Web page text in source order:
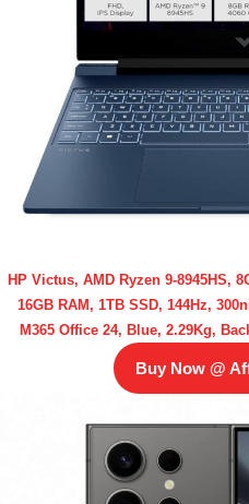
HP Victus, AMD Ryzen 9-8945HS,
16GB RAM, 1TB SSD, 144Hz,
M365 Office 24, Blue, 2.29Kg,
Buy Now @